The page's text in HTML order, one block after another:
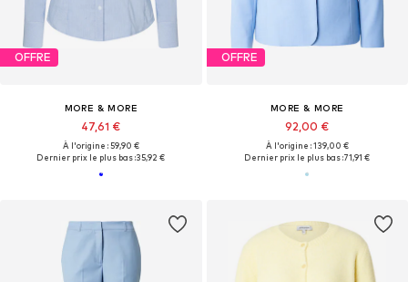
OFFRE
MORE & MORE
47,61 €
À l'origine : 59,90 €
Dernier prix le plus bas :35,92 €
OFFRE
MORE & MORE
92,00 €
À l'origine : 139,00 €
Dernier prix le plus bas :71,91 €